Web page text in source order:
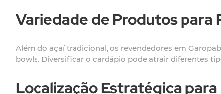
Variedade de Produtos para
Além do açaí tradicional, os revendedores em
bowls. Diversificar o cardápio pode atrair diferentes
Localização Estratégica